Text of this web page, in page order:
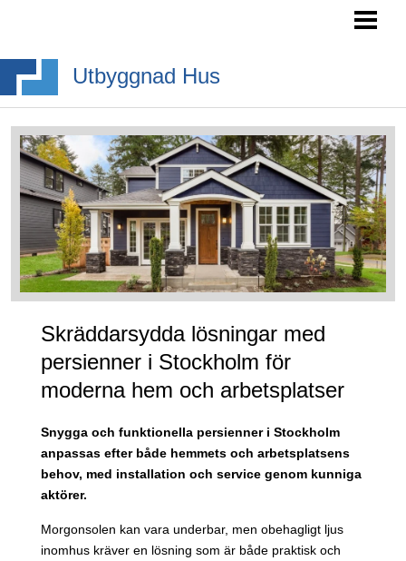
SÖKA BYGGLOV
BYGGA BURSPRÅK
BYGGA TAKKUPA
BYGGA ALTANTRAPPA
BLOGG
Utbyggnad Hus
Skräddarsydda lösningar med
persienner i Stockholm för
moderna hem och arbetsplatser
Snygga och funktionella persienner i Stockholm
anpassas efter både hemmets och arbetsplatsens
behov, med installation och service genom kunniga
aktörer.
Morgonsolen kan vara underbar, men obehagligt ljus
inomhus kräver en lösning som är både praktisk och